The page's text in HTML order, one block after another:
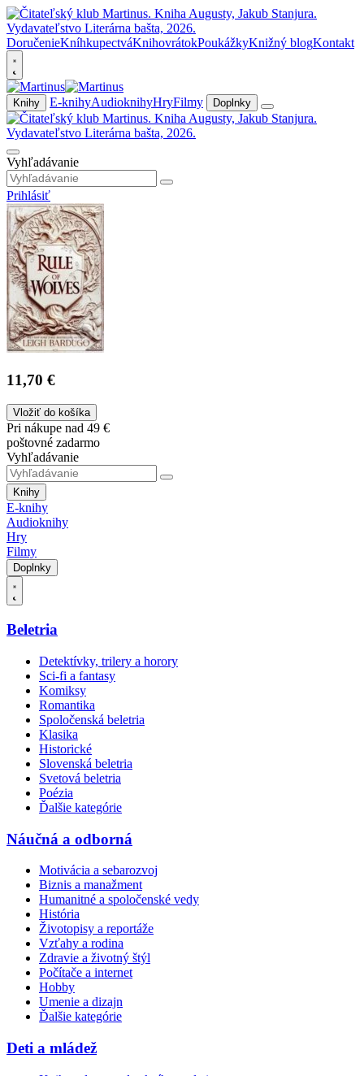
DoručenieKníhkupectváKnihovrátokPoukážkyKnižný blogKontakt
Knihy E-knihyAudioknihyHryFilmy Doplnky
Vyhľadávanie
Prihlásiť
11,70 €
Vložiť do košíka
Pri nákupe nad 49 €
poštovné zadarmo
Vyhľadávanie
Knihy
E-knihy
Audioknihy
Hry
Filmy
Doplnky
Beletria
Detektívky, trilery a horory
Sci-fi a fantasy
Komiksy
Romantika
Spoločenská beletria
Klasika
Historické
Slovenská beletria
Svetová beletria
Poézia
Ďalšie kategórie
Náučná a odborná
Motivácia a sebarozvoj
Biznis a manažment
Humanitné a spoločenské vedy
História
Životopisy a reportáže
Vzťahy a rodina
Zdravie a životný štýl
Počítače a internet
Hobby
Umenie a dizajn
Ďalšie kategórie
Deti a mládež